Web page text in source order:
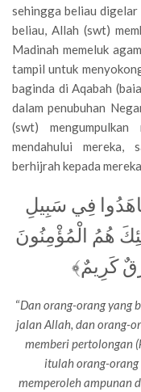
sehingga beliau
beliau, Allah (swt)
Madinah memeluk
tampil untuk
baginda di Aqabah
dalam penubuhan
(swt)
mendahului mereka,
berhijrah kepada
فِي سَبِيلِ
هُمُ الْمُؤْمِنُونَ
كَرِيمٌ﴾
“Dan orang-orang yang
jalan Allah, dan orang-
memberi pertolongan
itulah orang-orang
memperoleh ampunan